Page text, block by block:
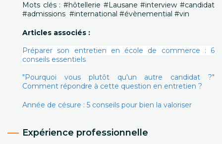
Mots clés : #hôtellerie #Lausane #interview #candidat
#admissions #international #évènemential #vin
Articles associés :
Préparer son entretien en école de commerce : 6
conseils essentiels
"Pourquoi vous plutôt qu'un autre candidat ?"
Comment répondre à cette question en entretien ?
Année de césure : 5 conseils pour bien la valoriser
Expérience professionnelle